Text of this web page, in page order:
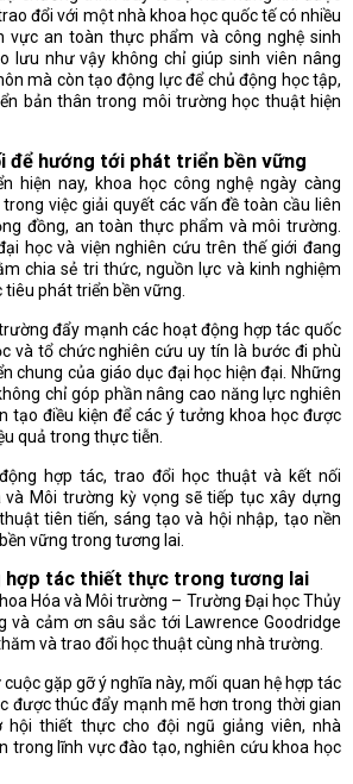
đổi với một nhà khoa học quốc tế có nhiều
vực an toàn thực phẩm và công nghệ sinh
lưu như vậy không chỉ giúp sinh viên nâng
mà còn tạo động lực để chủ động học tập,
bản thân trong môi trường học thuật hiện
để hướng tới phát triển bền vững
hiện nay, khoa học công nghệ ngày càng
việc giải quyết các vấn đề toàn cầu liên
đồng, an toàn thực phẩm và môi trường.
học và viện nghiên cứu trên thế giới đang
chia sẻ tri thức, nguồn lực và kinh nghiệm
phát triển bền vững.
đẩy mạnh các hoạt động hợp tác quốc
và tổ chức nghiên cứu uy tín là bước đi phù
chung của giáo dục đại học hiện đại. Những
chỉ góp phần nâng cao năng lực nghiên
tạo điều kiện để các ý tưởng khoa học được
quả trong thực tiễn.
hợp tác, trao đổi học thuật và kết nối
và Môi trường kỳ vọng sẽ tiếp tục xây dựng
tiên tiến, sáng tạo và hội nhập, tạo nền
vững trong tương lai.
hợp tác thiết thực trong tương lai
Hóa và Môi trường – Trường Đại học Thủy
và cảm ơn sâu sắc tới Lawrence Goodridge
và trao đổi học thuật cùng nhà trường.
gặp gỡ ý nghĩa này, mối quan hệ hợp tác
được thúc đẩy mạnh mẽ hơn trong thời gian
hội thiết thực cho đội ngũ giảng viên, nhà
trong lĩnh vực đào tạo, nghiên cứu khoa học